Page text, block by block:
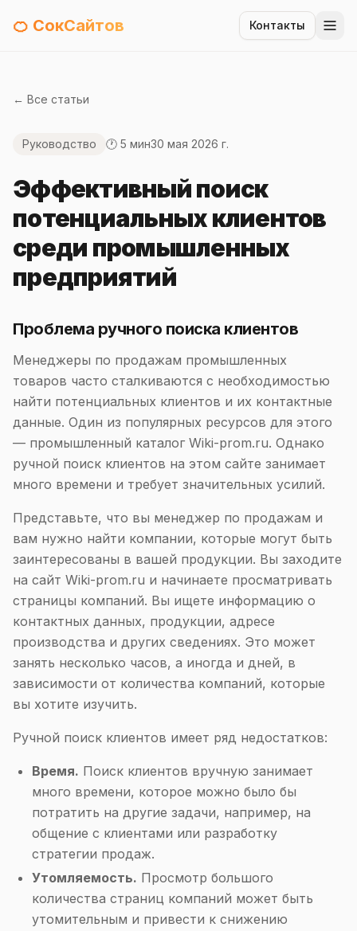
🍊 СокСайтов Контакты
← Все статьи
Руководство 🕐 5 мин30 мая 2026 г.
Эффективный поиск
потенциальных клиентов
среди промышленных
предприятий
Проблема ручного поиска клиентов
Менеджеры по продажам промышленных
товаров часто сталкиваются с необходимостью
найти потенциальных клиентов и их контактные
данные. Один из популярных ресурсов для этого
— промышленный каталог Wiki-prom.ru. Однако
ручной поиск клиентов на этом сайте занимает
много времени и требует значительных усилий.
Представьте, что вы менеджер по продажам и
вам нужно найти компании, которые могут быть
заинтересованы в вашей продукции. Вы заходите
на сайт Wiki-prom.ru и начинаете просматривать
страницы компаний. Вы ищете информацию о
контактных данных, продукции, адресе
производства и других сведениях. Это может
занять несколько часов, а иногда и дней, в
зависимости от количества компаний, которые
вы хотите изучить.
Ручной поиск клиентов имеет ряд недостатков:
Время. Поиск клиентов вручную занимает
много времени, которое можно было бы
потратить на другие задачи, например, на
общение с клиентами или разработку
стратегии продаж.
Утомляемость. Просмотр большого
количества страниц компаний может быть
утомительным и привести к снижению